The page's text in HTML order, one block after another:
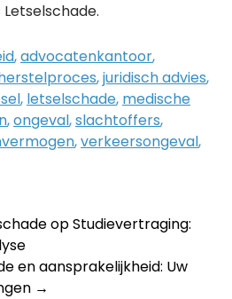
,advocatenkantoor,
,juridisch advies,
, letselschade, medische
,ongeval,slachtoffers,
,verkeersongeval,
op Studievertraging:
en aansprakelijkheid: Uw
→